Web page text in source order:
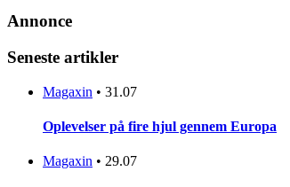
Annonce
Seneste artikler
Magaxin • 31.07
Oplevelser på fire hjul gennem Europa
Magaxin • 29.07